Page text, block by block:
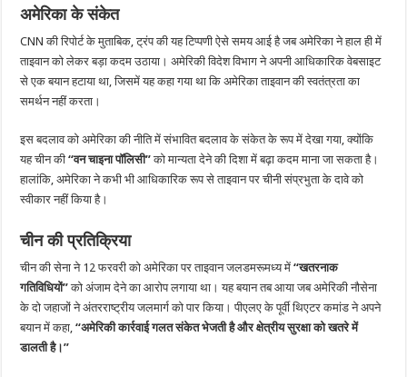
अमेरिका के संकेत
CNN की रिपोर्ट के मुताबिक, ट्रंप की यह टिप्पणी ऐसे समय आई है जब अमेरिका ने हाल ही में
ताइवान को लेकर बड़ा कदम उठाया। अमेरिकी विदेश विभाग ने अपनी आधिकारिक वेबसाइट
से एक बयान हटाया था, जिसमें यह कहा गया था कि अमेरिका ताइवान की स्वतंत्रता का
समर्थन नहीं करता।
इस बदलाव को अमेरिका की नीति में संभावित बदलाव के संकेत के रूप में देखा गया, क्योंकि
यह चीन की“वन चाइना पॉलिसी”को मान्यता देने की दिशा में बढ़ा कदम माना जा सकता है।
हालांकि, अमेरिका ने कभी भी आधिकारिक रूप से ताइवान पर चीनी संप्रभुता के दावे को
स्वीकार नहीं किया है।
चीन की प्रतिक्रिया
चीन की सेना ने 12 फरवरी को अमेरिका पर ताइवान जलडमरूमध्य में“खतरनाक
गतिविधियों”को अंजाम देने का आरोप लगाया था। यह बयान तब आया जब अमेरिकी नौसेना
के दो जहाजों ने अंतरराष्ट्रीय जलमार्ग को पार किया। पीएलए के पूर्वी थिएटर कमांड ने अपने
बयान में कहा,“अमेरिकी कार्रवाई गलत संकेत भेजती है और क्षेत्रीय सुरक्षा को खतरे में
डालती है।”